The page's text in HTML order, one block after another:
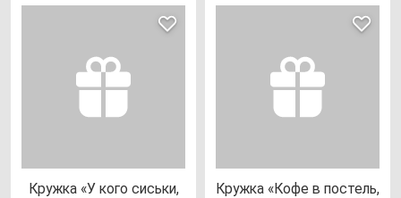
Круж­ка «У ко­го сись­ки,
Круж­ка «Кофе в пос­тель,